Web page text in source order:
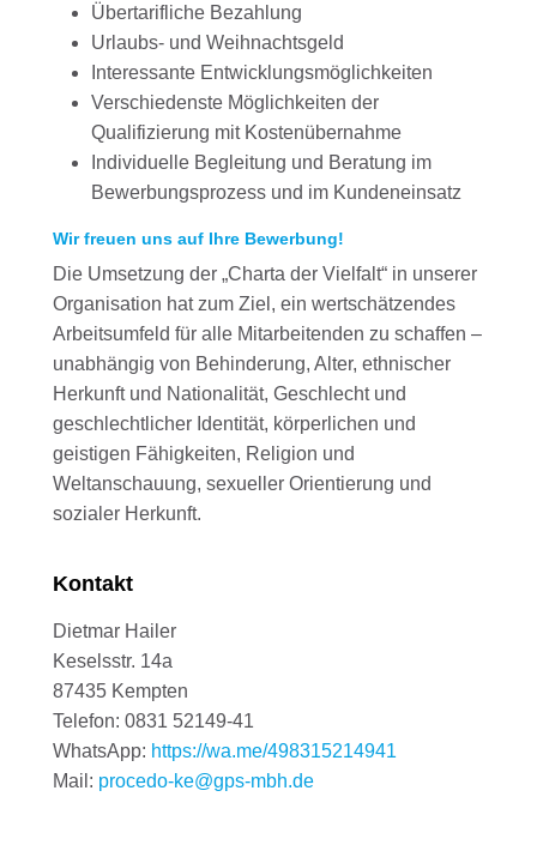
Übertarifliche Bezahlung
Urlaubs- und Weihnachtsgeld
Interessante Entwicklungsmöglichkeiten
Verschiedenste Möglichkeiten der
Qualifizierung mit Kostenübernahme
Individuelle Begleitung und Beratung im
Bewerbungsprozess und im Kundeneinsatz
Wir freuen uns auf Ihre Bewerbung!
Die Umsetzung der „Charta der Vielfalt“ in unserer
Organisation hat zum Ziel, ein wertschätzendes
Arbeitsumfeld für alle Mitarbeitenden zu schaffen –
unabhängig von Behinderung, Alter, ethnischer
Herkunft und Nationalität, Geschlecht und
geschlechtlicher Identität, körperlichen und
geistigen Fähigkeiten, Religion und
Weltanschauung, sexueller Orientierung und
sozialer Herkunft.
Kontakt
Dietmar Hailer
Keselsstr. 14a
87435 Kempten
Telefon: 0831 52149-41
WhatsApp: https://wa.me/498315214941
Mail: procedo-ke@gps-mbh.de